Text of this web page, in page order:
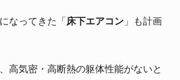
なってきた「 床下エアコン」も計画
高気密・高断熱の躯体性能がないと